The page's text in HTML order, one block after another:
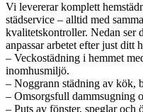
Vi levererar komplett
städservice – alltid med
kvalitetskontroller. Nedan ser
anpassar arbetet efter just ditt
– Veckostädning i hemmet
inomhusmiljö.
– Noggrann städning av kök,
– Omsorgsfull dammsugning
– Puts av fönster, speglar